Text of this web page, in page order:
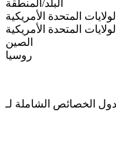
البلد/المنطقة
الولايات المتحدة الأمريكية
الولايات المتحدة الأمريكية
الصين
روسيا